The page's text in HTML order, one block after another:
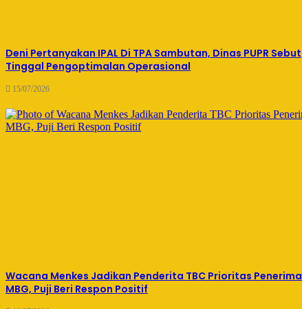
Deni Pertanyakan IPAL Di TPA Sambutan, Dinas PUPR Sebut
Tinggal Pengoptimalan Operasional
15/07/2026
Wacana Menkes Jadikan Penderita TBC Prioritas Penerima
MBG, Puji Beri Respon Positif